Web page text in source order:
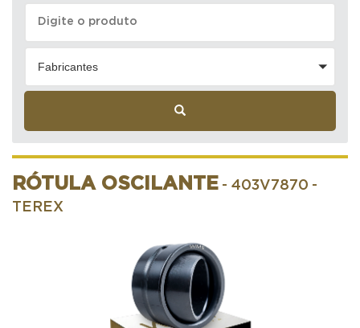
Fabricantes
RÓTULA OSCILANTE - 403V7870 -
TEREX